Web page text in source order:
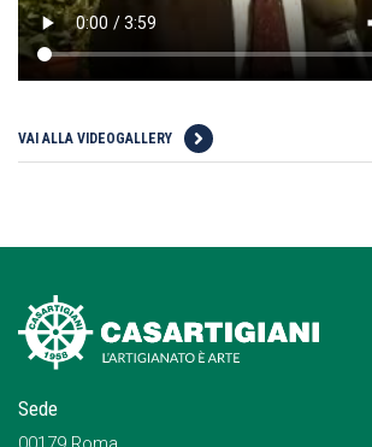
VAI ALLA VIDEOGALLERY
Sede